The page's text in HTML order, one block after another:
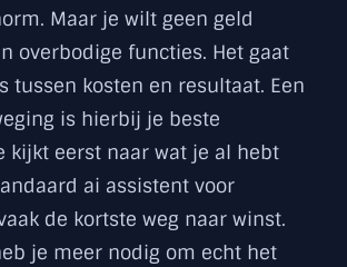
Maar je wilt geen geld
overbodige functies. Het gaat
tussen kosten en resultaat. Een
is hierbij je beste
kijkt eerst naar wat je al hebt
ai assistent voor
de kortste weg naar winst.
je meer nodig om echt het